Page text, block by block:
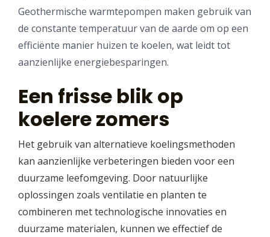
Geothermische warmtepompen maken gebruik van
de constante temperatuur van de aarde om op een
efficiënte manier huizen te koelen, wat leidt tot
aanzienlijke energiebesparingen.
Een frisse blik op
koelere zomers
Het gebruik van alternatieve koelingsmethoden
kan aanzienlijke verbeteringen bieden voor een
duurzame leefomgeving. Door natuurlijke
oplossingen zoals ventilatie en planten te
combineren met technologische innovaties en
duurzame materialen, kunnen we effectief de